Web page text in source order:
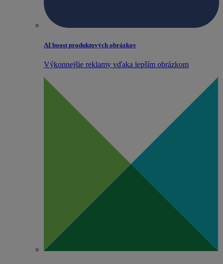
AI boost produktových obrázkov
Výkonnejšie reklamy vďaka lepším obrázkom